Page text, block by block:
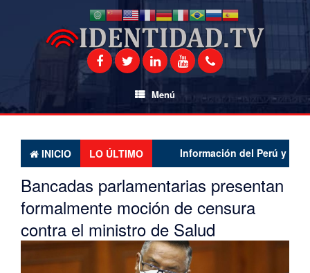
Menú
INICIO LO ÚLTIMO Información del Perú y el
Bancadas parlamentarias presentan
formalmente moción de censura
contra el ministro de Salud